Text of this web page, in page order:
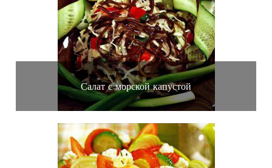
Салат с морской капустой